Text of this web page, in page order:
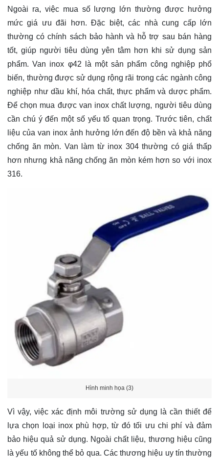
Ngoài ra, việc mua số lượng lớn thường được hưởng
mức giá ưu đãi hơn. Đặc biệt, các nhà cung cấp lớn
thường có chính sách bảo hành và hỗ trợ sau bán hàng
tốt, giúp người tiêu dùng yên tâm hơn khi sử dụng sản
phẩm. Van inox φ42 là một sản phẩm công nghiệp phổ
biến, thường được sử dụng rộng rãi trong các ngành công
nghiệp như dầu khí, hóa chất, thực phẩm và dược phẩm.
Để chọn mua được van inox chất lượng, người tiêu dùng
cần chú ý đến một số yếu tố quan trọng. Trước tiên, chất
liệu của van inox ảnh hưởng lớn đến độ bền và khả năng
chống ăn mòn. Van làm từ inox 304 thường có giá thấp
hơn nhưng khả năng chống ăn mòn kém hơn so với inox
316.
Hình minh họa (3)
Vì vậy, việc xác định môi trường sử dụng là cần thiết để
lựa chọn loại inox phù hợp, từ đó tối ưu chi phí và đảm
bảo hiệu quả sử dụng. Ngoài chất liệu, thương hiệu cũng
là yếu tố không thể bỏ qua. Các thương hiệu uy tín thường